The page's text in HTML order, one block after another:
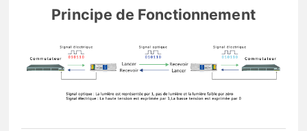
Principe de Fonctionnement